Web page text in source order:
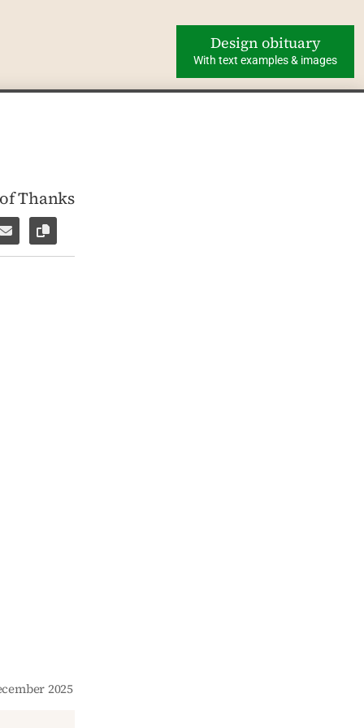
Design obituary
With text examples & images
Thanks
via Facebook Messenger
Share via E-Mail
Copy link to page
2025